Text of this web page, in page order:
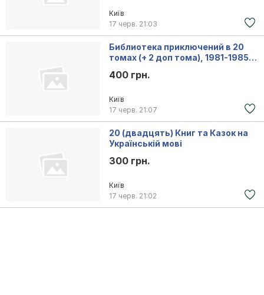
Київ
17 черв. 21:03
Библиотека приключений в 20
томах (+ 2 доп тома), 1981-1985
400 грн.
Київ
17 черв. 21:07
20 (двадцять) Книг та Казок на
Українській мові
300 грн.
Київ
17 черв. 21:02